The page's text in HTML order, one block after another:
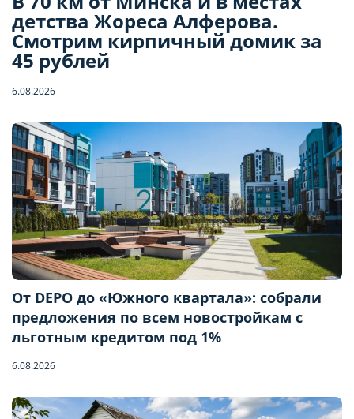
детства Жореса Алферова.
Смотрим кирпичный домик за
45 рублей
6.08.2026
От DEPO до «Южного квартала»: собрали
предложения по всем новостройкам с
льготным кредитом под 1%
6.08.2026